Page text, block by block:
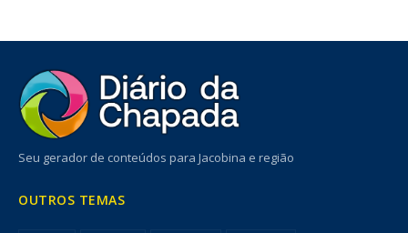
Seu gerador de conteúdos para Jacobina e região
OUTROS TEMAS